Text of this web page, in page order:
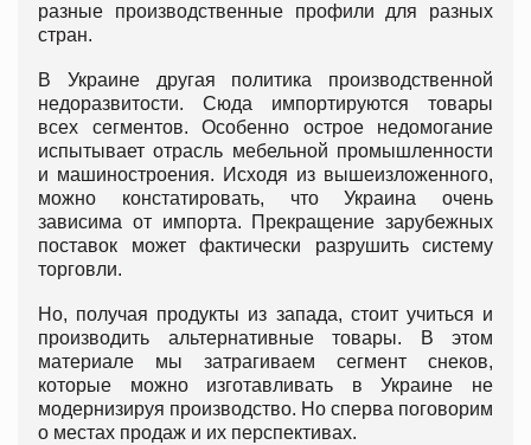
разные производственные профили для разных
стран.
В Украине другая политика производственной
недоразвитости. Сюда импортируются товары
всех сегментов. Особенно острое недомогание
испытывает отрасль мебельной промышленности
и машиностроения. Исходя из вышеизложенного,
можно констатировать, что Украина очень
зависима от импорта. Прекращение зарубежных
поставок может фактически разрушить систему
торговли.
Но, получая продукты из запада, стоит учиться и
производить альтернативные товары. В этом
материале мы затрагиваем сегмент снеков,
которые можно изготавливать в Украине не
модернизируя производство. Но сперва поговорим
о местах продаж и их перспективах.